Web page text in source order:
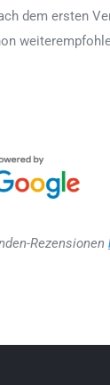
dem ersten
Rezensionen